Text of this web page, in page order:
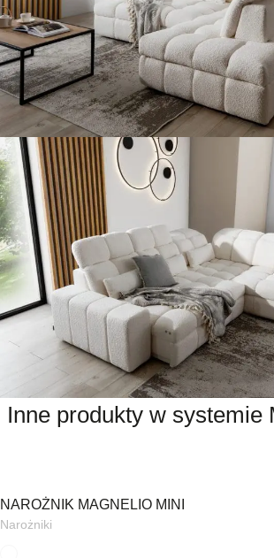
Inne produkty w systemie
NAROŻNIK MAGNELIO MINI
Narożniki